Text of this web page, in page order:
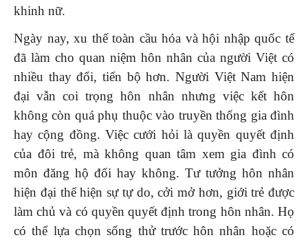
khinh nữ.
Ngày nay, xu thế toàn cầu hóa và hội nhập quốc tế
đã làm cho quan niệm hôn nhân của người Việt có
nhiều thay đổi, tiến bộ hơn. Người Việt Nam hiện
đại vẫn coi trọng hôn nhân nhưng việc kết hôn
không còn quá phụ thuộc vào truyền thống gia đình
hay cộng đồng. Việc cưới hỏi là quyền quyết định
của đôi trẻ, mà không quan tâm xem gia đình có
môn đăng hộ đối hay không. Tư tưởng hôn nhân
hiện đại thể hiện sự tự do, cởi mở hơn, giới trẻ được
làm chủ và có quyền quyết định trong hôn nhân. Họ
có thể lựa chọn sống thử trước hôn nhân hoặc có